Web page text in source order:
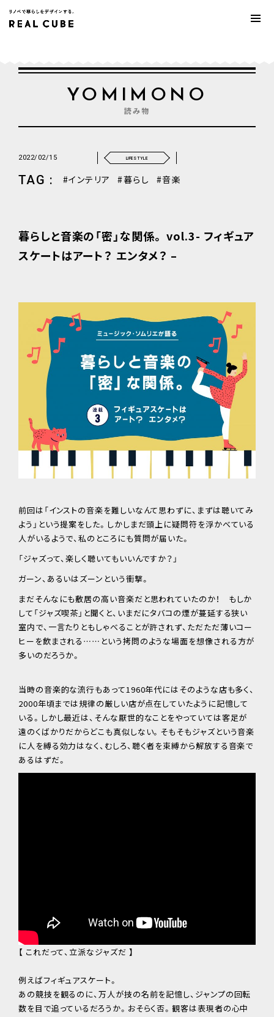
YOMIMONO
読み物
2022/02/15 LIFESTYLE
TAG : インテリア 暮らし 音楽
暮らしと音楽の「密」な関係。 vol.3- フィギュア
スケートはアート？ エンタメ？ –
前回は「インストの音楽を難しいなんて思わずに、まずは聴いてみ
よう」という提案をした。しかしまだ頭上に疑問符を浮かべている
人がいるようで、私のところにも質問が届いた。
「ジャズって、楽しく聴いてもいいんですか？」
ガーン、あるいはズーンという衝撃。
まだそんなにも敷居の高い音楽だと思われていたのか！ もしか
して「ジャズ喫茶」と聞くと、いまだにタバコの煙が蔓延する狭い
室内で、一言たりともしゃべることが許されず、ただただ薄いコー
ヒーを飲まされる……という拷問のような場面を想像される方が
多いのだろうか。
当時の音楽的な流行もあって1960年代にはそのような店も多く、
2000年頃までは規律の厳しい店が点在していたように記憶して
いる。しかし最近は、そんな厭世的なことをやっていては客足が
遠のくばかりだからどこも真似しない。そもそもジャズという音楽
に人を縛る効力はなく、むしろ、聴く者を束縛から解放する音楽で
あるはずだ。
【 これだって、立派なジャズだ 】
例えばフィギュアスケート。
あの競技を観るのに、万人が技の名前を記憶し、ジャンプの回転
数を目で追っているだろうか。おそらく否。観客は表現者の心中